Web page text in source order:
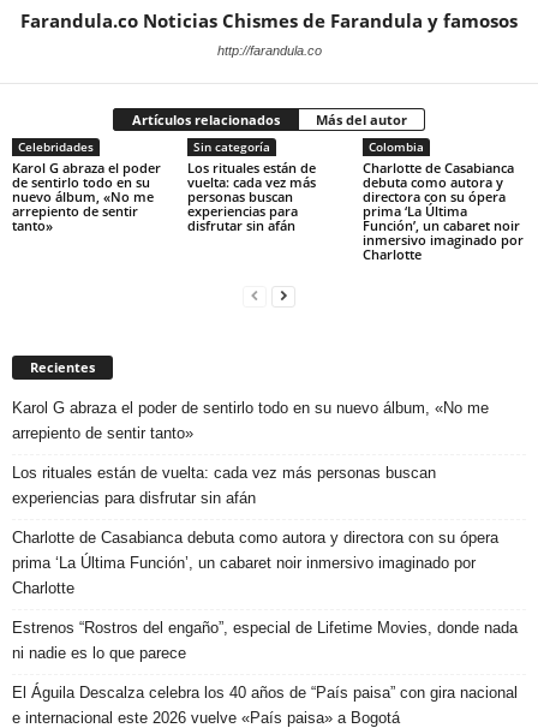
Farandula.co Noticias Chismes de Farandula y famosos
http://farandula.co
Artículos relacionados Más del autor
Celebridades
Karol G abraza el poder
de sentirlo todo en su
nuevo álbum, «No me
arrepiento de sentir
tanto»
Sin categoría
Los rituales están de
vuelta: cada vez más
personas buscan
experiencias para
disfrutar sin afán
Colombia
Charlotte de Casabianca
debuta como autora y
directora con su ópera
prima ‘La Última
Función’, un cabaret noir
inmersivo imaginado por
Charlotte
Recientes
Karol G abraza el poder de sentirlo todo en su nuevo álbum, «No me
arrepiento de sentir tanto»
Los rituales están de vuelta: cada vez más personas buscan
experiencias para disfrutar sin afán
Charlotte de Casabianca debuta como autora y directora con su ópera
prima ‘La Última Función’, un cabaret noir inmersivo imaginado por
Charlotte
Estrenos “Rostros del engaño”, especial de Lifetime Movies, donde nada
ni nadie es lo que parece
El Águila Descalza celebra los 40 años de “País paisa” con gira nacional
e internacional este 2026 vuelve «País paisa» a Bogotá